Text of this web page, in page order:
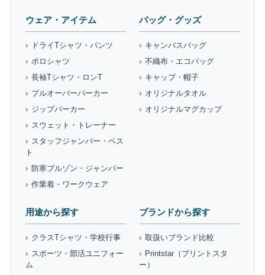
ウェア・アイテム
ドライTシャツ・パンツ
ポロシャツ
長袖Tシャツ・ロンT
プルオーバーパーカー
ジップパーカー
スウェット・トレーナー
スタッフジャンパー・ベス
ト
防寒ブルゾン・ジャンパー
作業着・ワークウェア
バッグ・グッズ
キャンバスバッグ
不織布・エコバッグ
キャップ・帽子
オリジナルタオル
オリジナルマグカップ
用途から探す
クラスTシャツ・学校行事
スポーツ・部活ユニフォー
ム
ブランドから探す
取扱いブランド比較
Printstar（プリントスタ
ー）